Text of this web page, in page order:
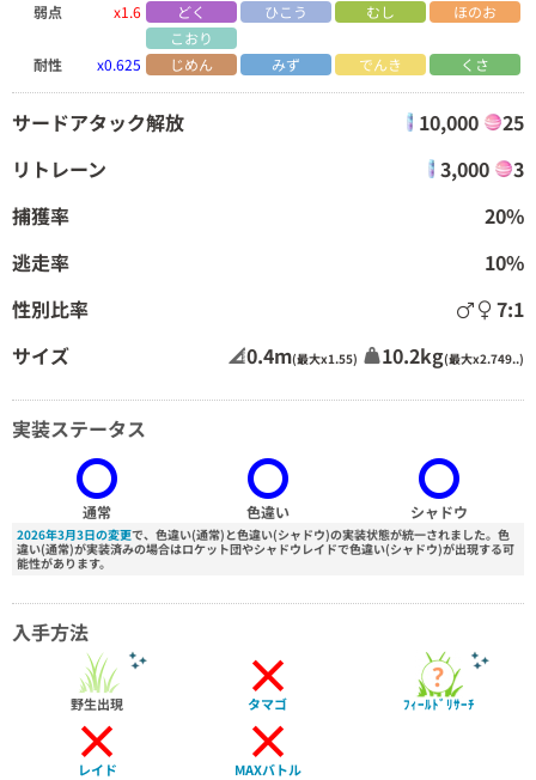
弱点 x1.6 どく ひこう むし
ほのお
こおり
耐性
x0.625 じめん みず でんき くさ
サードアタック解放 10,000
25
リトレーン
3,000
3
捕獲率
20%
逃走率
10%
性別比率
7:1
サイズ
0.4m(最大x1.55) 10.2kg(最大x2.749..)
実装ステータス
通常 色違い シャドウ
2026年3月3日の変更で、色違い(通常)と色違い(シャドウ)の実装状態が統一されました。色
違い(通常)が実装済みの場合はロケット団やシャドウレイドで色違い(シャドウ)が出現する可
能性があります。
入手方法
野生出現 ×
タマゴ ﾌｨｰﾙﾄﾞﾘｻｰﾁ
×
レイド ×
MAXバトル